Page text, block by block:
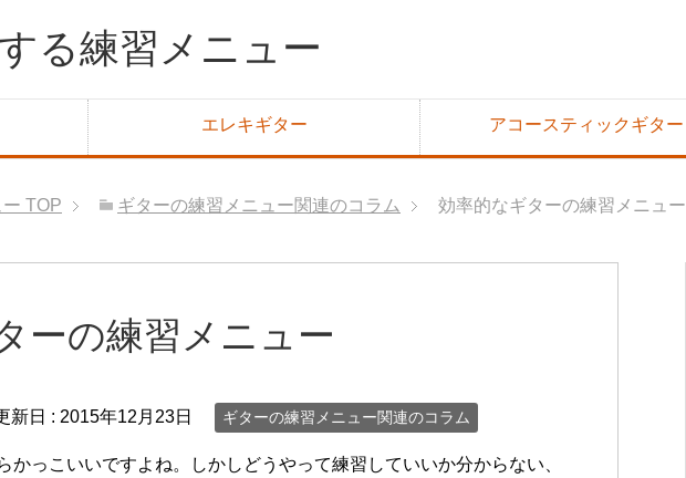
る練習メニュー
エレキギター アコースティックギター
TOP ギターの練習メニュー関連のコラム 効率的なギターの練習メニュー
ーの練習メニュー
新日 : 2015年12月23日 ギターの練習メニュー関連のコラム
かっこいいですよね。しかしどうやって練習していいか分からない、